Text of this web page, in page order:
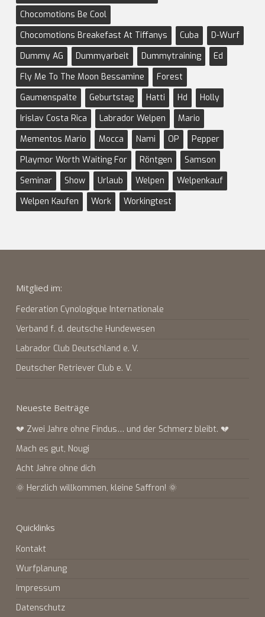
Chocomotions Be Cool
Chocomotions Breakefast At Tiffanys
Cuba
D-Wurf
Dummy AG
Dummyarbeit Dummytraining
Ed
Fly Me To The Moon Bessamine
Forest
Gaumenspalte
Geburtstag Hatti Hd
Holly
Irislav Costa Rica
Labrador Welpen
Mario
Mementos Mario
Mocca Nami OP
Pepper
Playmor Worth Waiting For
Röntgen
Samson
Seminar
Show Urlaub Welpen
Welpenkauf
Welpen Kaufen
Work Workingtest
Mitglied im:
Federation Cynologique Internationale
Verband f. d. deutsche Hundewesen
Labrador Club Deutschland e. V.
Deutscher Retriever Club e. V.
Neueste Beiträge
💔 Zwei Jahre ohne Findus… und der Schmerz bleibt. 💔
Mach es gut, Nougi
Acht Jahre ohne dich
🌞 Herzlich willkommen, kleine Saffron! 🌞
Quicklinks
Kontakt
Wurfplanung
Impressum
Datenschutz